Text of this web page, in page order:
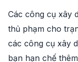
Các công cụ xây
thủ phạm cho
các công cụ xây
bạn hạn chế